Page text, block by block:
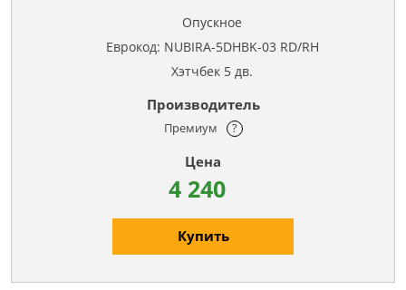
Опускное
Еврокод: NUBIRA-5DHBK-03 RD/RH
Хэтчбек 5 дв.
Премиум ?
4 240
Купить